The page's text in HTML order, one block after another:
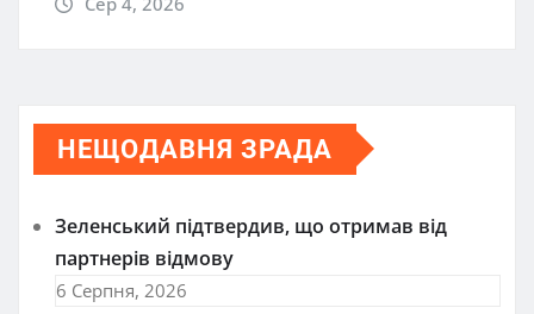
НЕЩОДАВНЯ ЗРАДА
Зеленський підтвердив, що отримав від
партнерів відмову
6 Серпня, 2026